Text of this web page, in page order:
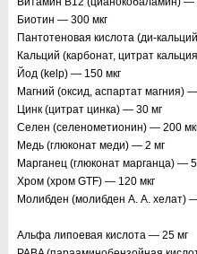
Биотин — 300 мкг
Пантотеновая кислота (ди-
Кальций (карбонат, цитрат
Йод (kelp) — 150 мкг
Магний (оксид, аспартат магния)
Цинк (цитрат цинка) — 30 мг
Селен (селенометионин) — 200
Медь (глюконат меди) — 2 мг
Марганец (глюконат марганца) —
Хром (хром GTF) — 120 мкг
Молибден (молибден A. A. хелат)
Альфа липоевая кислота — 25 мг